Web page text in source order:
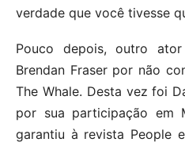
verdade que você tivesse
Pouco depois, outro
Brendan Fraser por não
The Whale. Desta vez foi
por sua participação em
garantiu à revista People